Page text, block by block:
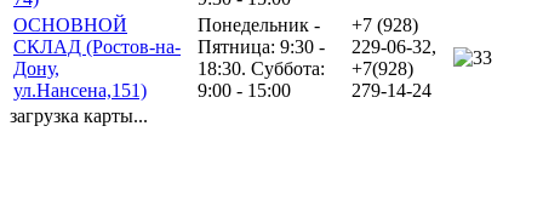
ОСНОВНОЙ
СКЛАД (Ростов-на-
Дону,
ул.Нансена,151)
Понедельник -
Пятница: 9:30 -
18:30. Суббота:
9:00 - 15:00
+7 (928)
229-06-32,
+7(928)
279-14-24
3
загрузка карты...